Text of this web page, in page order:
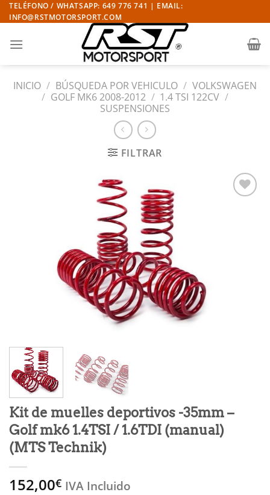
Saltar
al
TELÉFONO / WHATSAPP: 649 776 741 | EMAIL:
INFO@RSTMOTORSPORT.COM
INICIO / BÚSQUEDA POR VEHICULO / VOLKSWAGEN
/ GOLF MK6 2008-2012 / 1.4 TSI 122CV /
SUSPENSIONES
FILTRAR
Kit de muelles deportivos -35mm –
Golf mk6 1.4TSI / 1.6TDI (manual)
(MTS Technik)
152,00€ IVA Incluido